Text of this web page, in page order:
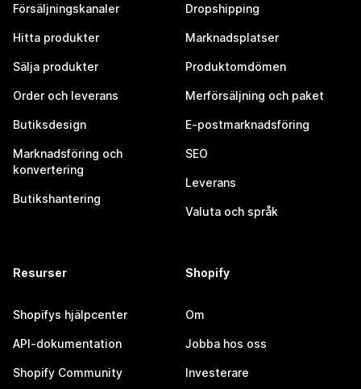
Försäljningskanaler
Hitta produkter
Sälja produkter
Order och leverans
Butiksdesign
Marknadsföring och
konvertering
Butikshantering
Dropshipping
Marknadsplatser
Produktomdömen
Merförsäljning och paket
E-postmarknadsföring
SEO
Leverans
Valuta och språk
Resurser
Shopifys hjälpcenter
API-dokumentation
Shopify Community
Shopify
Om
Jobba hos oss
Investerare